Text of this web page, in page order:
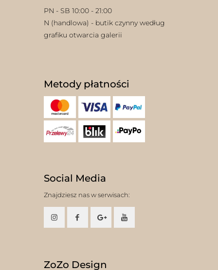
PN - SB 10:00 - 21:00
N (handlowa) - butik czynny według
grafiku otwarcia galerii
Metody płatności
Social Media
Znajdziesz nas w serwisach:
ZoZo Design